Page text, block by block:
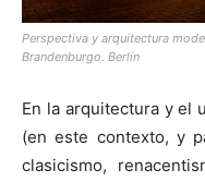
Perspectiva y arquitectura
Brandenburgo. Berlín
En la arquitectura y el
(en este contexto, y
clasicismo,